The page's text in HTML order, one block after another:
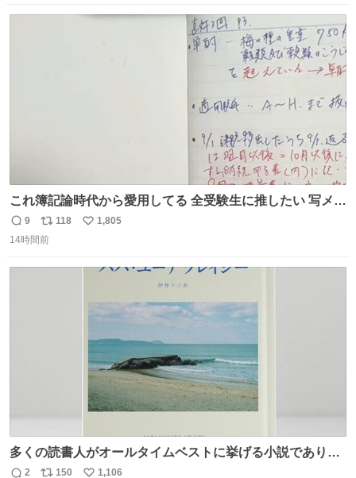
これ簿記論時代から愛用してる 全受験生に推したい 写メし
たとこ、ピーーてレシートよりひと回り大きいサイズくら
いで、シールで出てくるからペターって貼って間違ったと
返
信
9
リ
ポ
118
い
1,805
14時間前
多くの読書人がオールタイムベストに挙げる小説でありな
がら長いこと絶版になっていた本書、思い入れの深い小さ
2 150 1,106